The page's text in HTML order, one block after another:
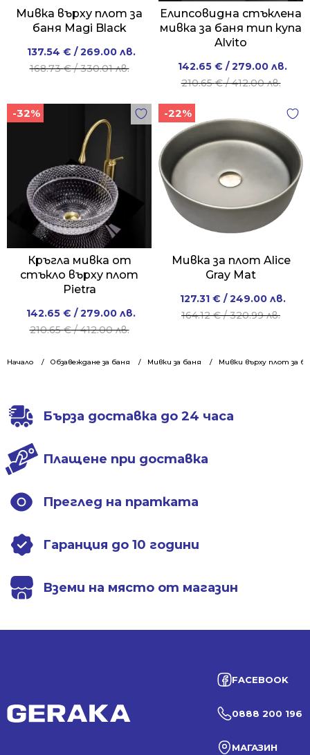
Начало Обзавеждане за баня Мивки за баня Мивки върху плот за
Мивка върху плот за
баня Magi Black
168.73€/ 330.01 лв.
Original
price
168.73 €
330.01 лв..
137.54 € / 269.00 лв.
Current
price
137.54 €
269.00 лв..
Елипсовидна стъклена
мивка за баня тип купа
Alvito
210.65€/ 412.00 лв.
Original
price
210.65 €
/
412.00 лв..
142.65 € / 279.00 лв.
Current
price
142.65 €
/
279.00 лв..
-32%
Кръгла мивка от
стъкло върху плот
Pietra
210.65€/ 412.00 лв.
Original
price
210.65 €
142.65 € / 279.00 лв.
Current
price
142.65 €
-22%
Мивка за плот Alice
Gray Mat
164.12€/ 320.99 лв.
Original
price
/
127.31 € / 249.00 лв.
Current
price
/
Бърза доставка до 24 часа
Плащене при доставка
Преглед на пратката
Гаранция до 10 години
Вземи на място от магазин
FACEBOOK
0888 200 196
МАГАЗИН